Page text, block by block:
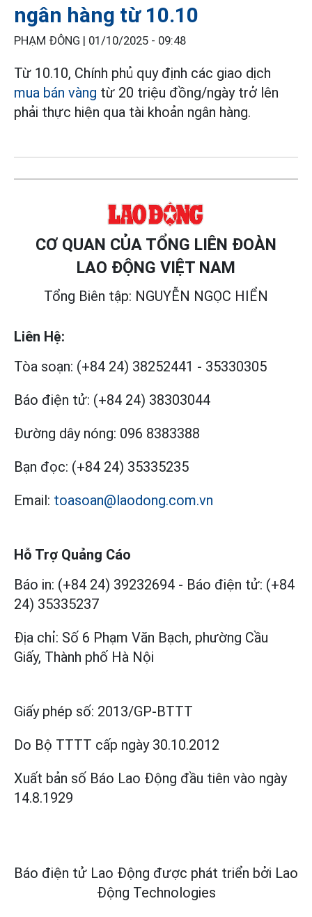
ngân hàng từ 10.10
PHẠM ĐÔNG | 01/10/2025 - 09:48
Từ 10.10, Chính phủ quy định các giao dịch
mua bán vàng từ 20 triệu đồng/ngày trở lên
phải thực hiện qua tài khoản ngân hàng.
CƠ QUAN CỦA TỔNG LIÊN ĐOÀN
LAO ĐỘNG VIỆT NAM
Tổng Biên tập: NGUYỄN NGỌC HIỂN
Liên Hệ:
Tòa soạn: (+84 24) 38252441 - 35330305
Báo điện tử: (+84 24) 38303044
Đường dây nóng: 096 8383388
Bạn đọc: (+84 24) 35335235
Email: toasoan@laodong.com.vn
Hỗ Trợ Quảng Cáo
Báo in: (+84 24) 39232694 - Báo điện tử: (+84
24) 35335237
Địa chỉ: Số 6 Phạm Văn Bạch, phường Cầu
Giấy, Thành phố Hà Nội
Giấy phép số: 2013/GP-BTTT
Do Bộ TTTT cấp ngày 30.10.2012
Xuất bản số Báo Lao Động đầu tiên vào ngày
14.8.1929
Báo điện tử Lao Động được phát triển bởi Lao
Động Technologies